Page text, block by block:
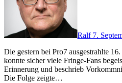
Ralf 7.
Die gestern bei Pro7 ausgestrahlte 16. Folge der zweiten Staffel
konnte sicher viele Fringe-Fans
Erinnerung und beschrieb
Die Folge zeigte…